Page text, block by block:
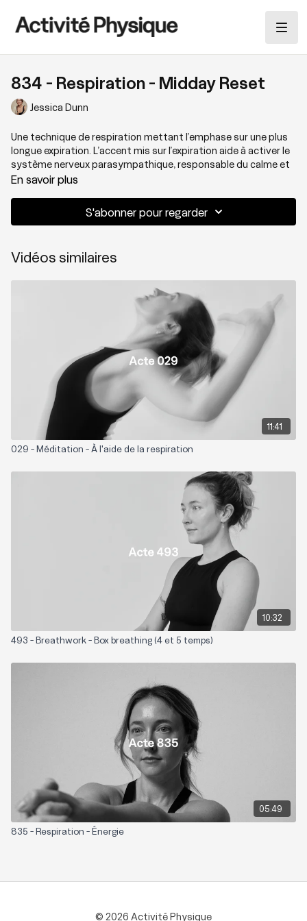
834 - Respiration - Midday Reset
Jessica Dunn
Une technique de respiration mettant l’emphase sur une plus
longue expiration. L’accent mis sur l’expiration aide à activer le
système nerveux parasympathique, responsable du calme et
de la récupération.
Thématique : Respiration
Niveau : 1
Matériel nécessaire : Bloc ou traversin
Jessica suggère de pratiquer dans le silence cette séance
En savoir plus
S'abonner pour regarder
Vidéos similaires
11:41
029 - Méditation - À l'aide de la respiration
10:32
493 - Breathwork - Box breathing (4 et 5 temps)
05:49
835 - Respiration - Énergie
© 2026 Activité Physique